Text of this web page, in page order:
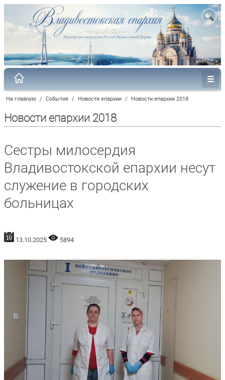
На главную / События / Новости епархии / Новости епархии 2018
Новости епархии 2018
Сестры милосердия
Владивостокской епархии несут
служение в городских
больницах
13.10.2025 5894